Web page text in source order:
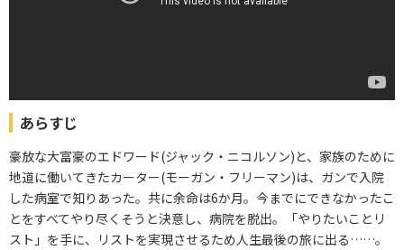
あらすじ
豪放な大富豪のエドワード(ジャック・ニコルソン)と、家族のために
地道に働いてきたカーター(モーガン・フリーマン)は、ガンで入院
した病室で知りあった。共に余命は6か月。今までにできなかったこ
とをすべてやり尽くそうと決意し、病院を脱出。「やりたいことリ
スト」を手に、リストを実現させるため人生最後の旅に出る……。